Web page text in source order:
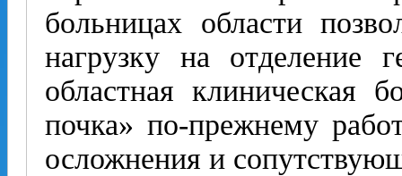
больницах области
нагрузку на отделение
областная клиническая
почка» по-прежнему
осложнения и